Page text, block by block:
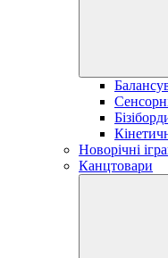
Новорічні
Канцтовари